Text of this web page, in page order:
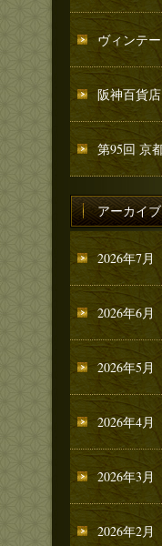
アーカイブ
2026年7月
2026年6月
2026年5月
2026年4月
2026年3月
2026年2月